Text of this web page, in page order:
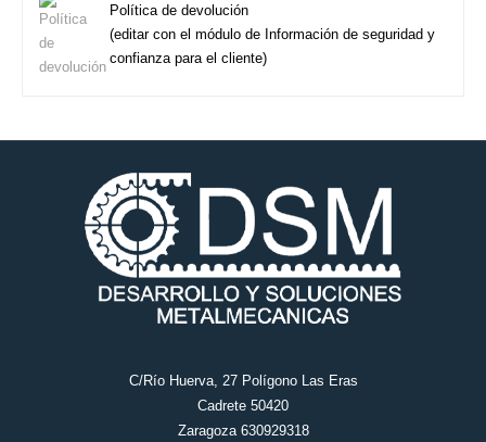
Política de devolución
(editar con el módulo de Información de seguridad y
confianza para el cliente)
C/Río Huerva, 27 Polígono Las Eras
Cadrete 50420
Zaragoza 630929318